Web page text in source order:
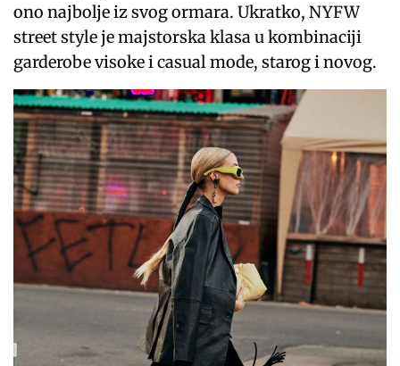
ono najbolje iz svog ormara. Ukratko, NYFW
street style je majstorska klasa u kombinaciji
garderobe visoke i casual mode, starog i novog.